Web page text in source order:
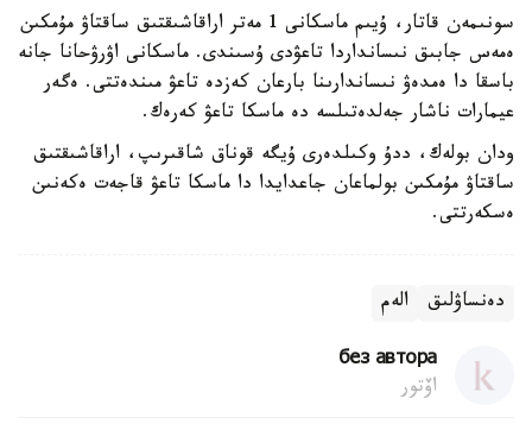
سونىمەن قاتار، ۇيىم ماسكانى 1 مەتر اراقاشىقتىق ساقتاۋ مۇمكىن
ەمەس جابىق نىسانداردا تاعۋدى ۇسىندى. ماسكانى اۋرۋحانا جانە
باسقا دا ەمدەۋ نىساندارىنا بارعان كەزدە تاعۋ مىندەتتى. ەگەر
عيمارات ناشار جەلدەتىلسە دە ماسكا تاعۋ كەرەك.
ودان بولەك، ددۇ وكىلدەرى ۇيگە قوناق شاقىرىپ، اراقاشىقتىق
ساقتاۋ مۇمكىن بولماعان جاعدايدا دا ماسكا تاعۋ قاجەت ەكەنىن
ەسكەرتتى.
دەنساۋلىق الەم
без автора
اۆتور